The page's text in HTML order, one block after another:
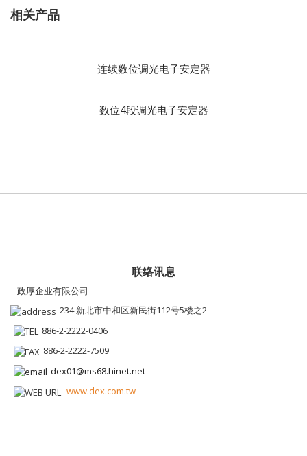
相关产品
连续数位调光电子安定器
数位4段调光电子安定器
联络讯息
政厚企业有限公司
234 新北市中和区新民街112号5楼之2
886-2-2222-0406
886-2-2222-7509
dex01@ms68.hinet.net
www.dex.com.tw